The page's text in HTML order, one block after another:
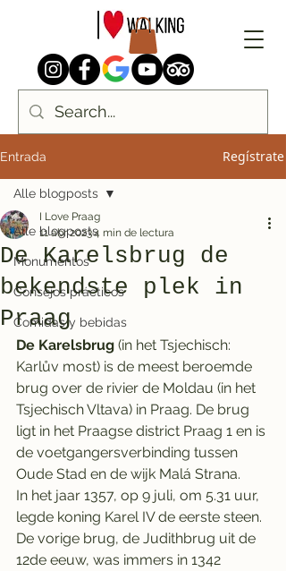
Entrada Regístrate
Alle blogposts
Monumentos
Consejos prácticos
Comidas y bebidas
Alle blogposts
De Karelsbrug de
bekendste plek in
Praag
I Love Praag
11 abr 20234 min de lectura
De Karelsbrug (in het Tsjechisch:
Karlův most) is de meest beroemde
brug over de rivier de Moldau (in het
Tsjechisch Vltava) in Praag. De brug
ligt in het Praagse district Praag 1 en is
de voetgangersverbinding tussen
Oude Stad en de wijk Malá Strana.
In het jaar 1357, op 9 juli, om 5.31 uur,
legde koning Karel IV de eerste steen.
De vorige brug, de Judithbrug uit de
12de eeuw, was immers in 1342